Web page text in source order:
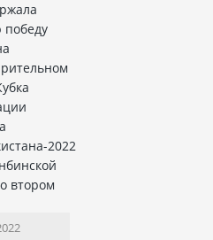
победу
2022
втором